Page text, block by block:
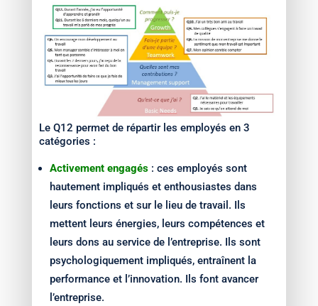
Le Q12 permet de répartir les employés en 3
catégories :
Activement engagés: ces employés sont
hautement impliqués et enthousiastes dans
leurs fonctions et sur le lieu de travail. Ils
mettent leurs énergies, leurs compétences et
leurs dons au service de l’entreprise. Ils sont
psychologiquement impliqués, entraînent la
performance et l’innovation. Ils font avancer
l’entreprise.